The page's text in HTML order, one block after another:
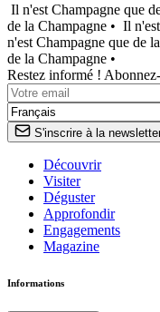
Il n'est Champagne que
de la Champagne • Il
n'est Champagne que de
de la Champagne •
Restez informé !
S'inscrire à la
Découvrir
Visiter
Déguster
Approfondir
Engagements
Magazine
Informations